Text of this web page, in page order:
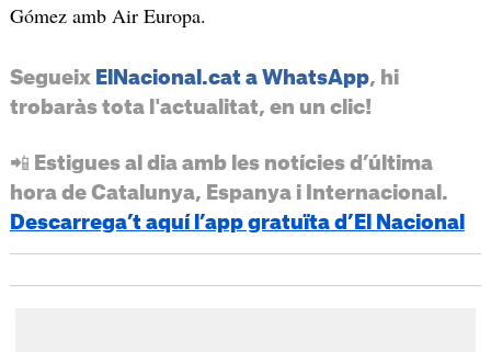
Gómez amb Air Europa.
Segueix ElNacional.cat a WhatsApp, hi
trobaràs tota l'actualitat, en un clic!
📲 Estigues al dia amb les notícies d’última
hora de Catalunya, Espanya i Internacional.
Descarrega’t aquí l’app gratuïta d’El Nacional